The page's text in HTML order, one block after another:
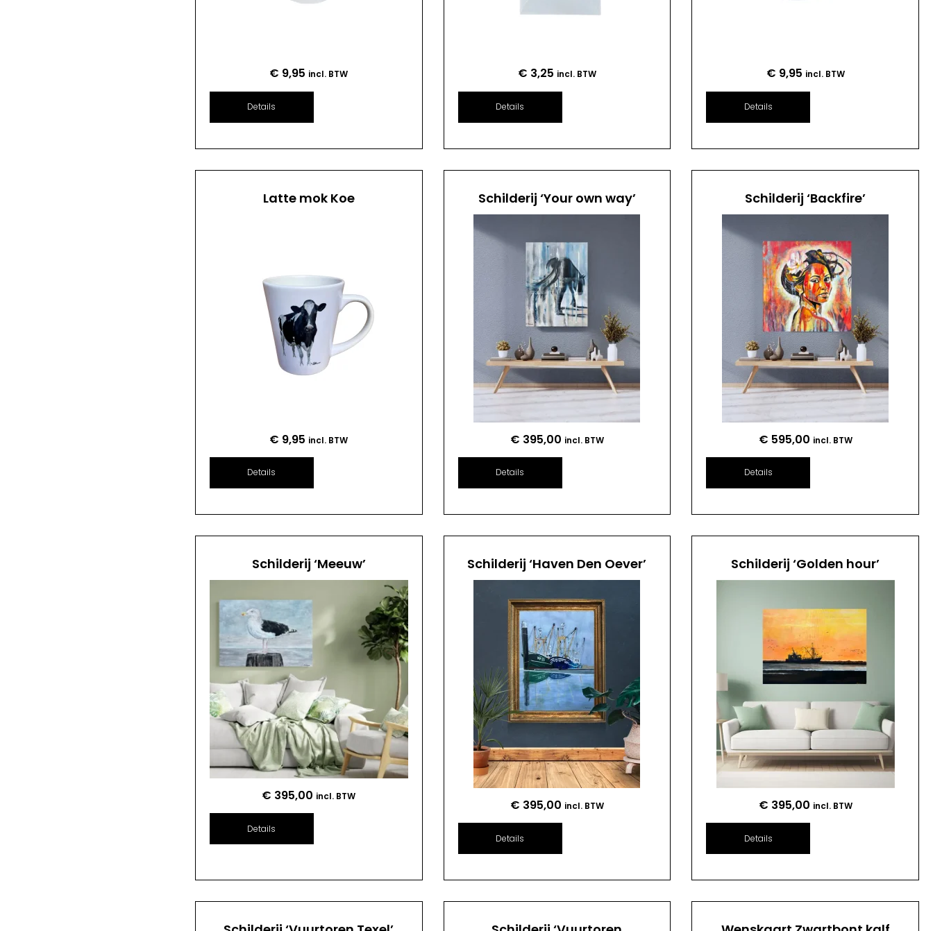
€ 9,95 incl. BTW
Details
€ 3,25 incl. BTW
Details
€ 9,95 incl. BTW
Details
Latte mok Koe
€ 9,95 incl. BTW
Details
Schilderij ‘Your own way’
€ 395,00 incl. BTW
Details
Schilderij ‘Backfire’
€ 595,00 incl. BTW
Details
Schilderij ‘Meeuw’
€ 395,00 incl. BTW
Details
Schilderij ‘Haven Den Oever’
€ 395,00 incl. BTW
Details
Schilderij ‘Golden hour’
€ 395,00 incl. BTW
Details